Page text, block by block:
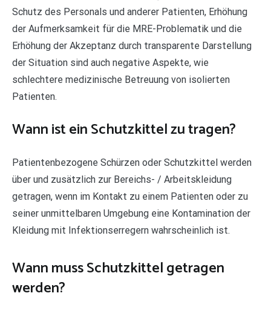
Schutz des Personals und anderer Patienten, Erhöhung
der Aufmerksamkeit für die MRE-Problematik und die
Erhöhung der Akzeptanz durch transparente Darstellung
der Situation sind auch negative Aspekte, wie
schlechtere medizinische Betreuung von isolierten
Patienten.
Wann ist ein Schutzkittel zu tragen?
Patientenbezogene Schürzen oder Schutzkittel werden
über und zusätzlich zur Bereichs- / Arbeitskleidung
getragen, wenn im Kontakt zu einem Patienten oder zu
seiner unmittelbaren Umgebung eine Kontamination der
Kleidung mit Infektionserregern wahrscheinlich ist.
Wann muss Schutzkittel getragen
werden?